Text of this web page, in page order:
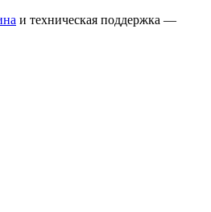
и техническая поддержка —